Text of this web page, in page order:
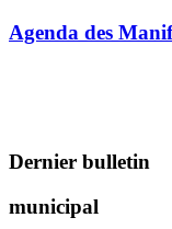
Agenda des
Dernier bulletin
municipal